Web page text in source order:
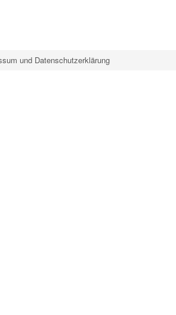
und Datenschutzerklärung